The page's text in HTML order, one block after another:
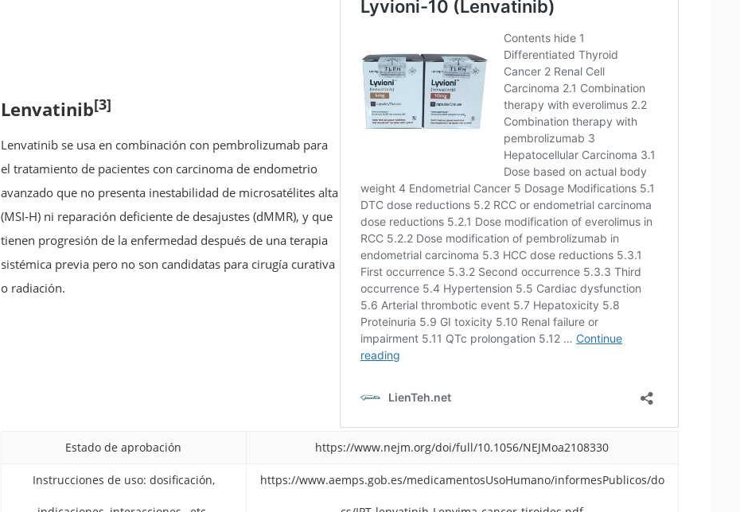
Lenvatinib[3]
Lenvatinib se usa en combinación con pembrolizumab para
el tratamiento de pacientes con carcinoma de endometrio
avanzado que no presenta inestabilidad de microsatélites alta
(MSI-H) ni reparación deficiente de desajustes (dMMR), y que
tienen progresión de la enfermedad después de una terapia
sistémica previa pero no son candidatas para cirugía curativa
o radiación.
Estado de aprobación https://www.nejm.org/doi/full/10.1056/NEJMoa2108330
Instrucciones de uso: dosificación, https://www.aemps.gob.es/medicamentosUsoHumano/informesPublicos/do